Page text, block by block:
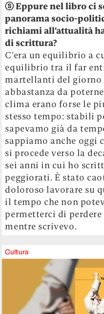
ⓢEppure nel libro ci
panorama socio-
richiami all’attualità
di scrittura?
C’era un equilibrio a
equilibrio tra il far
martellanti del giorno
abbastanza da
clima erano forse le
stesso tempo: stabili
sapevamo già da
sappiamo anche oggi
si procede verso la
sei anni in cui ho
peggiorati. È stato
doloroso lavorare su
il tempo che non
permetterci di
mentre scrivevo.
Cultura